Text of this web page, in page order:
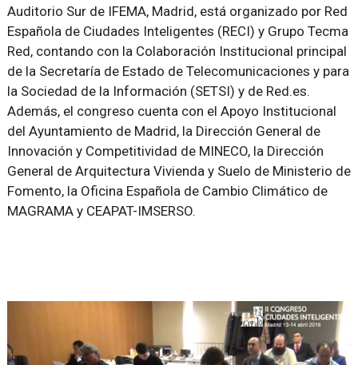
Auditorio Sur de IFEMA, Madrid, está organizado por Red
Española de Ciudades Inteligentes (RECI) y Grupo Tecma
Red, contando con la Colaboración Institucional principal
de la Secretaría de Estado de Telecomunicaciones y para
la Sociedad de la Información (SETSI) y de Red.es.
Además, el congreso cuenta con el Apoyo Institucional
del Ayuntamiento de Madrid, la Dirección General de
Innovación y Competitividad de MINECO, la Dirección
General de Arquitectura Vivienda y Suelo de Ministerio de
Fomento, la Oficina Española de Cambio Climático de
MAGRAMA y CEAPAT-IMSERSO.